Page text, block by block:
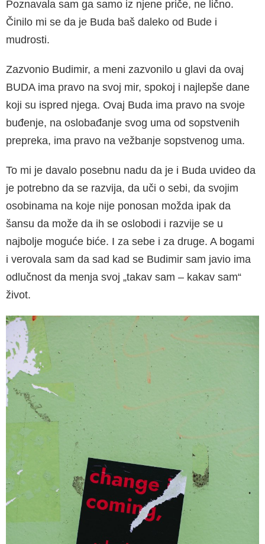
Poznavala sam ga samo iz njene priče, ne lično.
Činilo mi se da je Buda baš daleko od Bude i
mudrosti.
Zazvonio Budimir, a meni zazvonilo u glavi da ovaj
BUDA ima pravo na svoj mir, spokoj i najlepše dane
koji su ispred njega. Ovaj Buda ima pravo na svoje
buđenje, na oslobađanje svog uma od sopstvenih
prepreka, ima pravo na vežbanje sopstvenog uma.
To mi je davalo posebnu nadu da je i Buda uvideo da
je potrebno da se razvija, da uči o sebi, da svojim
osobinama na koje nije ponosan možda ipak da
šansu da može da ih se oslobodi i razvije se u
najbolje moguće biće. I za sebe i za druge. A bogami
i verovala sam da sad kad se Budimir sam javio ima
odlučnost da menja svoj „takav sam – kakav sam“
život.